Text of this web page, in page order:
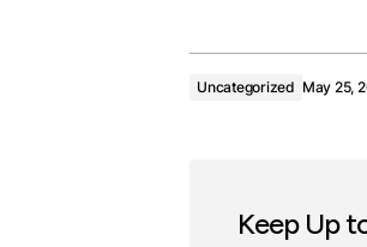
Uncategorized May 25,
Keep Up